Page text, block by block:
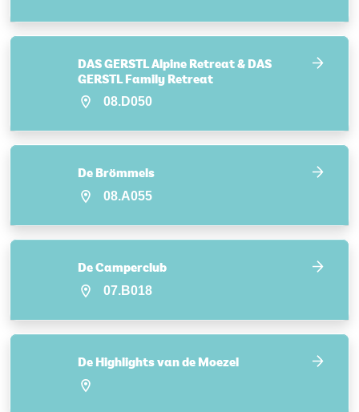
DAS GERSTL Alpine Retreat & DAS
GERSTL Family Retreat
08.D050
De Brömmels
08.A055
De Camperclub
07.B018
De Highlights van de Moezel